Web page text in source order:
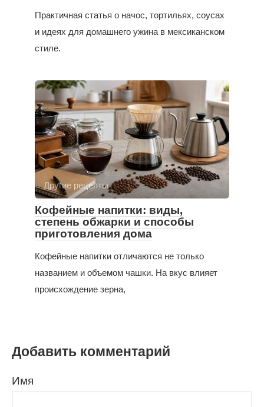
Практичная статья о начос, тортильях, соусах
и идеях для домашнего ужина в мексиканском
стиле.
Другие рецепты
Кофейные напитки: виды,
степень обжарки и способы
приготовления дома
Кофейные напитки отличаются не только
названием и объемом чашки. На вкус влияет
происхождение зерна,
Добавить комментарий
Имя